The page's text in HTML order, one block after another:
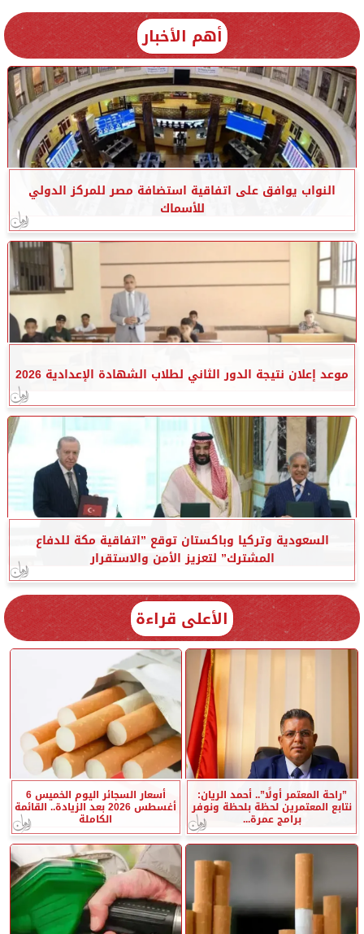
أهم الأخبار
النواب يوافق على اتفاقية استضافة مصر للمركز الدولي
للأسماك
موعد إعلان نتيجة الدور الثاني لطلاب الشهادة الإعدادية 2026
السعودية وتركيا وباكستان توقع ”اتفاقية مكة للدفاع
المشترك” لتعزيز الأمن والاستقرار
الأعلى قراءة
”راحة المعتمر أولًا”.. أحمد الريان:
نتابع المعتمرين لحظة بلحظة ونوفر
برامج عمرة...
أسعار السجائر اليوم الخميس 6
أغسطس 2026 بعد الزيادة.. القائمة
الكاملة